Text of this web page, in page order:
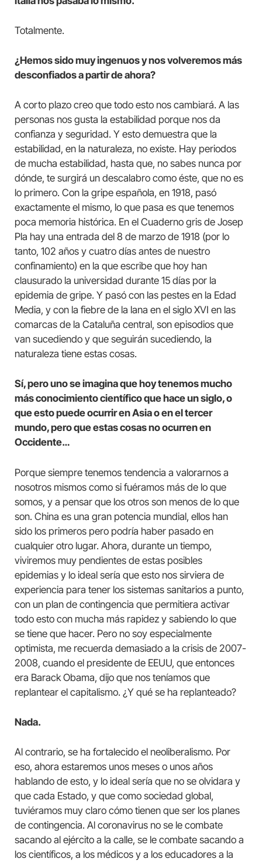
Totalmente.
¿Hemos sido muy ingenuos y nos volveremos más
desconfiados a partir de ahora?
A corto plazo creo que todo esto nos cambiará. A las
personas nos gusta la estabilidad porque nos da
confianza y seguridad. Y esto demuestra que la
estabilidad, en la naturaleza, no existe. Hay periodos
de mucha estabilidad, hasta que, no sabes nunca por
dónde, te surgirá un descalabro como éste, que no es
lo primero. Con la gripe española, en 1918, pasó
exactamente el mismo, lo que pasa es que tenemos
poca memoria histórica. En el Cuaderno gris de Josep
Pla hay una entrada del 8 de marzo de 1918 (por lo
tanto, 102 años y cuatro días antes de nuestro
confinamiento) en la que escribe que hoy han
clausurado la universidad durante 15 días por la
epidemia de gripe. Y pasó con las pestes en la Edad
Media, y con la fiebre de la lana en el siglo XVI en las
comarcas de la Cataluña central, son episodios que
van sucediendo y que seguirán sucediendo, la
naturaleza tiene estas cosas.
Sí, pero uno se imagina que hoy tenemos mucho
más conocimiento científico que hace un siglo, o
que esto puede ocurrir en Asia o en el tercer
mundo, pero que estas cosas no ocurren en
Occidente…
Porque siempre tenemos tendencia a valorarnos a
nosotros mismos como si fuéramos más de lo que
somos, y a pensar que los otros son menos de lo que
son. China es una gran potencia mundial, ellos han
sido los primeros pero podría haber pasado en
cualquier otro lugar. Ahora, durante un tiempo,
viviremos muy pendientes de estas posibles
epidemias y lo ideal sería que esto nos sirviera de
experiencia para tener los sistemas sanitarios a punto,
con un plan de contingencia que permitiera activar
todo esto con mucha más rapidez y sabiendo lo que
se tiene que hacer. Pero no soy especialmente
optimista, me recuerda demasiado a la crisis de 2007-
2008, cuando el presidente de EEUU, que entonces
era Barack Obama, dijo que nos teníamos que
replantear el capitalismo. ¿Y qué se ha replanteado?
Nada.
Al contrario, se ha fortalecido el neoliberalismo. Por
eso, ahora estaremos unos meses o unos años
hablando de esto, y lo ideal sería que no se olvidara y
que cada Estado, y que como sociedad global,
tuviéramos muy claro cómo tienen que ser los planes
de contingencia. Al coronavirus no se le combate
sacando al ejército a la calle, se le combate sacando a
los científicos, a los médicos y a los educadores a la